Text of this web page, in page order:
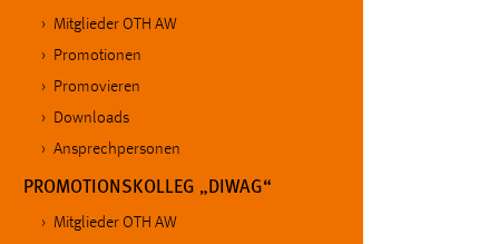
Mitglieder OTH AW
Promotionen
Promovieren
Downloads
Ansprechpersonen
PROMOTIONSKOLLEG „DIWAG“
Mitglieder OTH AW
Sprachpräferenz
Name:
Zweck:
Das Cookie speichert die gewählte